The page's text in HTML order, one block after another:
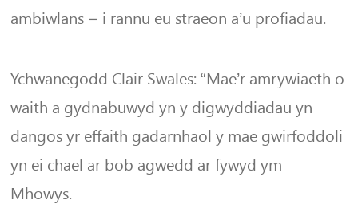
ambiwlans – i rannu eu straeon a’u profiadau.
Ychwanegodd Clair Swales: “Mae’r amrywiaeth o
waith a gydnabuwyd yn y digwyddiadau yn
dangos yr effaith gadarnhaol y mae gwirfoddoli
yn ei chael ar bob agwedd ar fywyd ym
Mhowys.